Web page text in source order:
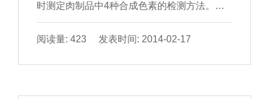
时测定肉制品中4种合成色素的检测方法。样
品经乙醇、氨水和水溶液(7:2:1，m/m)提取
后，固相萃取净化，...
阅读量: 423 发表时间: 2014-02-17